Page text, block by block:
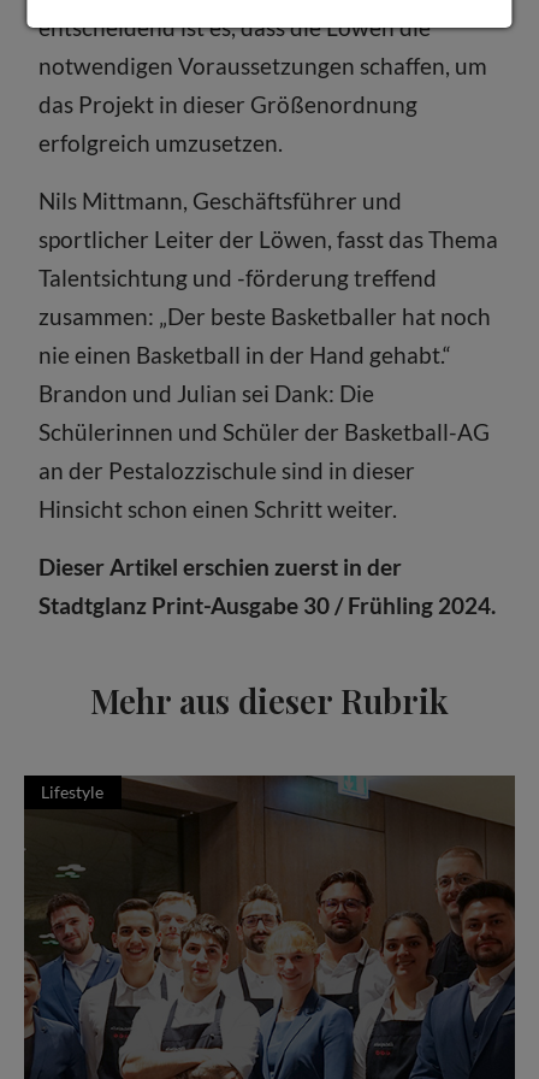
entscheidend ist es, dass die Löwen die
notwendigen Voraussetzungen schaffen, um
das Projekt in dieser Größenordnung
erfolgreich umzusetzen.
Nils Mittmann, Geschäftsführer und
sportlicher Leiter der Löwen, fasst das Thema
Talentsichtung und -förderung treffend
zusammen: „Der beste Basketballer hat noch
nie einen Basketball in der Hand gehabt.“
Brandon und Julian sei Dank: Die
Schülerinnen und Schüler der Basketball-AG
an der Pestalozzischule sind in dieser
Hinsicht schon einen Schritt weiter.
Dieser Artikel erschien zuerst in der
Stadtglanz Print-Ausgabe 30 / Frühling 2024.
Mehr aus dieser Rubrik
Lifestyle